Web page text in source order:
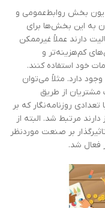
بخش روابط‌عمومی و
به این بخش‌ها برای
دارند عملاً غیرممکن
کم‌هزینه‌تر و
خود استفاده کنند.
دارد. مثلاً می‌توان
مشتریان از طریق
روزنامه‌نگار که بر
مرتبط شد. البته از
بر صنعت موردنظر
فعال شد.